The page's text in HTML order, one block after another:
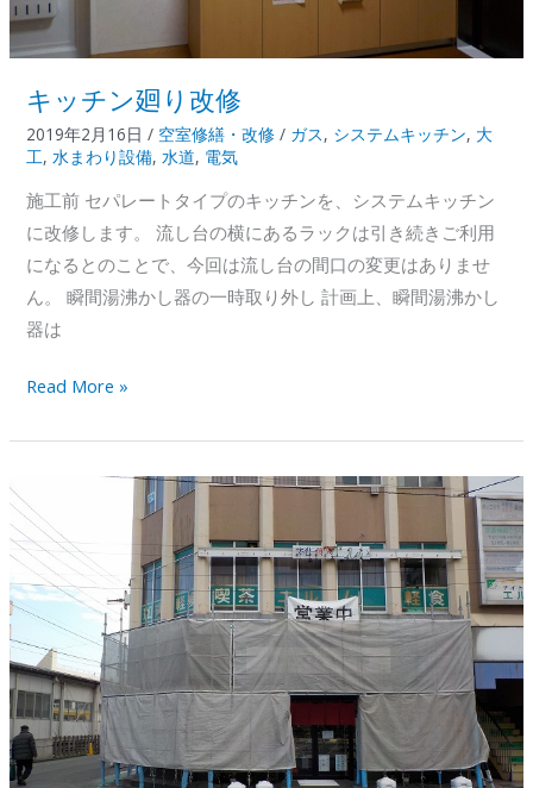
キッチン廻り改修
2019年2月16日/ 空室修繕・改修 / ガス, システムキッチン, 大
工,水まわり設備,水道, 電気
施工前 セパレートタイプのキッチンを、システムキッチン
に改修します。 流し台の横にあるラックは引き続きご利用
になるとのことで、今回は流し台の間口の変更はありませ
ん。 瞬間湯沸かし器の一時取り外し 計画上、瞬間湯沸かし
器は
キ
チ
廻
り
改
修
Read More »